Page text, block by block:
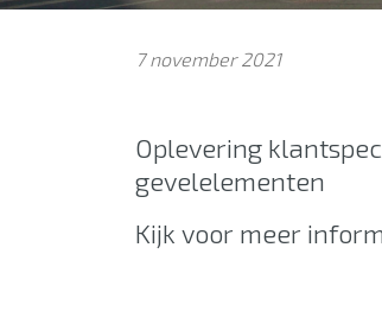
7 november 2021
Oplevering
gevelelementen
Kijk voor meer